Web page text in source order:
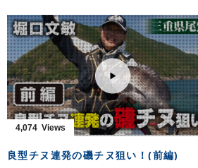
がら船の上でのネクタイやラバー交換が
にできる「チェンジアップシリーズ」を
たタイラバゲームを徹底解説します。
■紹介アイテム
・チェンジストッパー
・チェンジスカート
・ チェンジネクタイストレート/カーリー
・鯛ラバスプリングなど
ルアー合衆国プラス 三重テレビ放送
土曜日 22時45分～23時00分放送
OWNERMOVIE http://ownertv.jp/
4,074
良型チヌ連発の磯チヌ狙い！(前編)